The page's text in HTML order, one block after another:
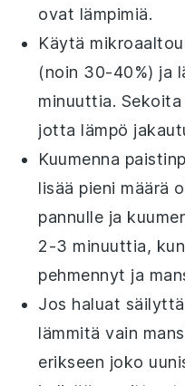
ovat lämpimiä.
Käytä
(noin 30-40%) ja
minuuttia.
jotta lämpö
Kuumenna
lisää pieni määrä
pannulle ja
2-3 minuuttia,
pehmennyt ja
Jos haluat
lämmitä vain
erikseen joko